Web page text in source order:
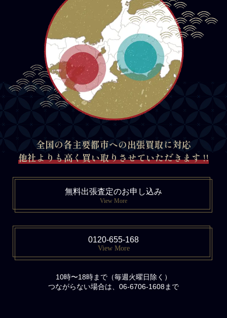
全国の各主要都市への出張買取に対応
他社よりも高く買い取りさせていただきます !!
無料出張査定のお申し込み
View More
0120-655-168
View More
10時〜18時まで（毎週火曜日除く）
つながらない場合は、06-6706-1608まで